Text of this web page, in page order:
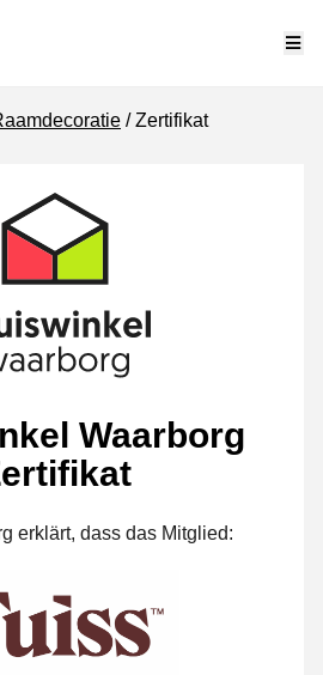
Zertifikat
Waarborg
erklärt, dass das Mitglied: